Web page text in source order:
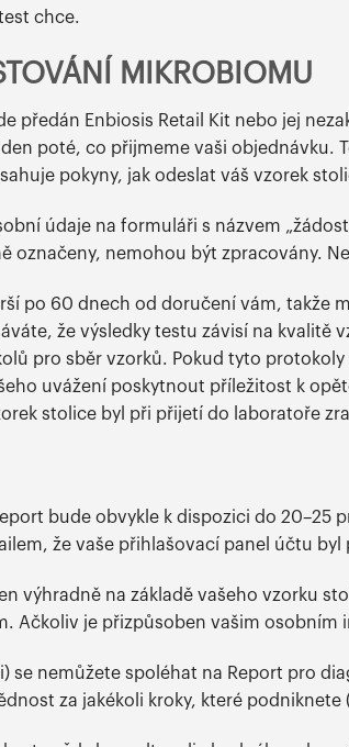
chce.
MIKROBIOMU
předán Enbiosis Retail Kit nebo jej
poté, co přijmeme vaši objednávku.
pokyny, jak odeslat váš vzorek
údaje na formuláři s názvem
označeny, nemohou být zpracovány.
po 60 dnech od doručení vám, takže
že výsledky testu závisí na kvalitě
pro sběr vzorků. Pokud tyto
uvážení poskytnout příležitost k
stolice byl při přijetí do laboratoře
bude obvykle k dispozici do
že vaše přihlašovací panel účtu byl
výhradně na základě vašeho vzorku
Ačkoliv je přizpůsoben vašim
se nemůžete spoléhat na Report pro
za jakékoli kroky, které